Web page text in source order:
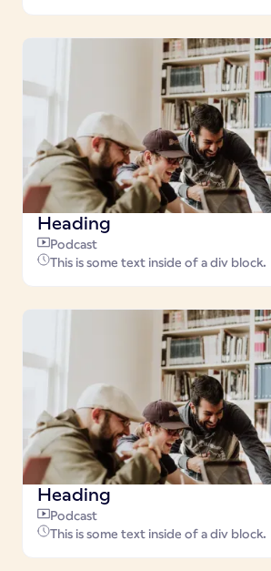
Heading
Podcast
This is some text inside of a div block.
Heading
Podcast
This is some text inside of a div block.